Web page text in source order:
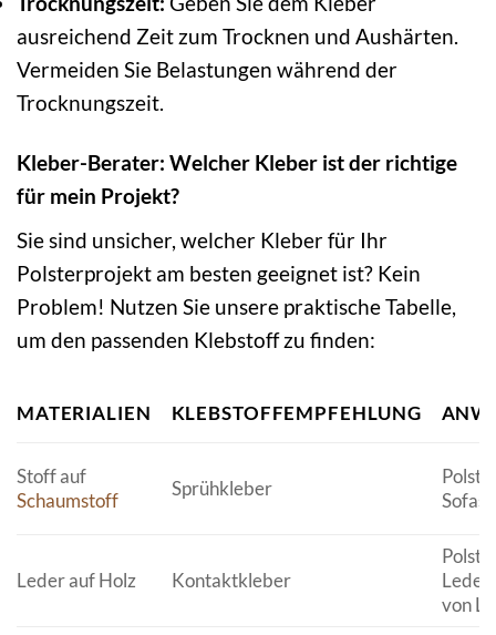
ausreichend Zeit zum Trocknen und Aushärten.
Vermeiden Sie Belastungen während der
Trocknungszeit.
Kleber-Berater: Welcher Kleber ist der richtige
für mein Projekt?
Sie sind unsicher, welcher Kleber für Ihr
Polsterprojekt am besten geeignet ist? Kein
Problem! Nutzen Sie unsere praktische Tabelle,
um den passenden Klebstoff zu finden:
MATERIALIEN KLEBSTOFFEMPFEHLUNG
Stoff auf
Schaumstoff
Sprühkleber
Sofas,
Leder auf Holz Kontaktkleber
von